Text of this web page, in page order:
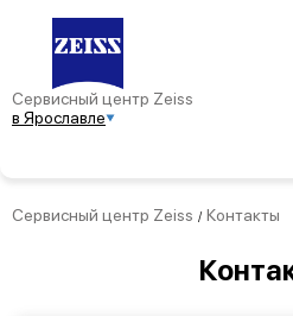
Сервисный центр Zeiss
в Ярославле
Сервисный центр Zeiss / Контакты